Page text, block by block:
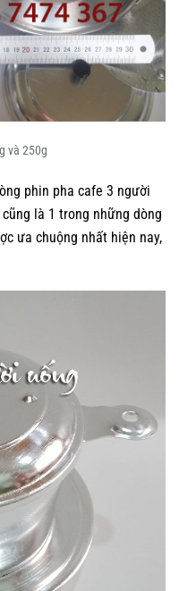
và 250g
phin pha cafe 3 người
là 1 trong những dòng
ưa chuộng nhất hiện nay,